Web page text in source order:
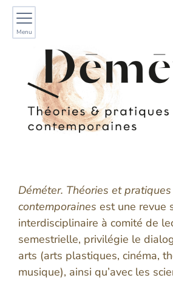
Menu
Présentation
Déméter. Théories et
contemporaines est une revue
interdisciplinaire à comité de
semestrielle, privilégie le
arts (arts plastiques, cinéma,
musique), ainsi qu’avec les